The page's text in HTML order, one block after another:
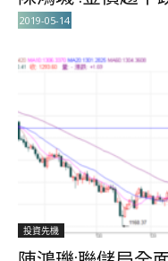
2019-05-14
投資先機